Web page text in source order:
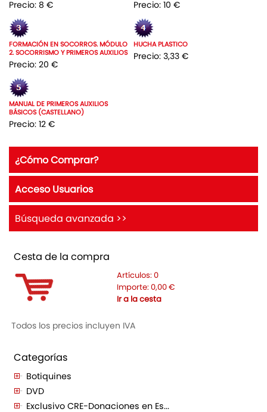
Precio: 8 € Precio: 10 €
FORMACIÓN EN SOCORROS. MÓDULO
2. SOCORRISMO Y PRIMEROS AUXILIOS
Precio: 20 €
HUCHA PLASTICO
Precio: 3,33 €
MANUAL DE PRIMEROS AUXILIOS
BÁSICOS (CASTELLANO)
Precio: 12 €
¿Cómo Comprar?
Acceso Usuarios
Búsqueda avanzada >>
Cesta de la compra
Artículos: 0
Importe: 0,00 €
Ir a la cesta
Todos los precios incluyen IVA
Categorías
Botiquines
DVD
Exclusivo CRE-Donaciones en Es...